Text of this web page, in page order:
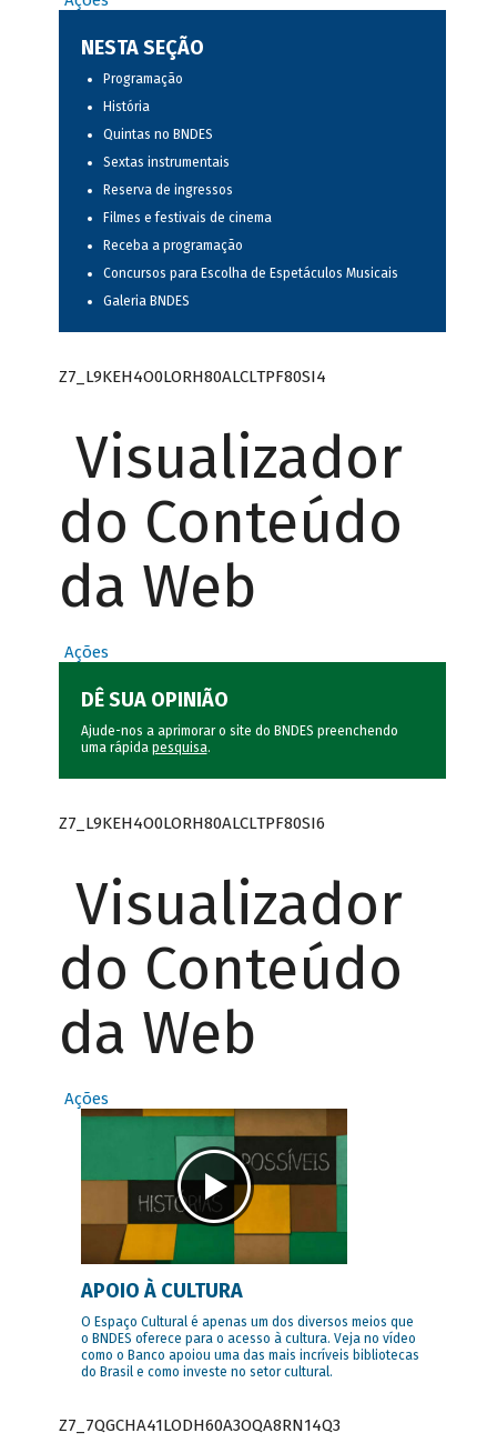
NESTA SEÇÃO
Programação
História
Quintas no BNDES
Sextas instrumentais
Reserva de ingressos
Filmes e festivais de cinema
Receba a programação
Concursos para Escolha de Espetáculos Musicais
Galeria BNDES
Z7_L9KEH4O0LORH80ALCLTPF80SI4
Visualizador
do Conteúdo
da Web
Ações
DÊ SUA OPINIÃO
Ajude-nos a aprimorar o site do BNDES preenchendo
uma rápida pesquisa.
Z7_L9KEH4O0LORH80ALCLTPF80SI6
Visualizador
do Conteúdo
da Web
Ações
APOIO À CULTURA
O Espaço Cultural é apenas um dos diversos meios que
o BNDES oferece para o acesso à cultura. Veja no vídeo
como o Banco apoiou uma das mais incríveis bibliotecas
do Brasil e como investe no setor cultural.
Z7_7QGCHA41LODH60A3OQA8RN14Q3